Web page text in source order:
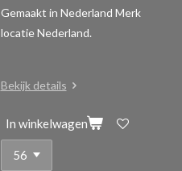
Gemaakt in Nederland Merk
locatie Nederland.
Bekijk details
In winkelwagen